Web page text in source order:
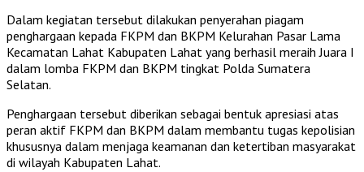
Dalam kegiatan tersebut dilakukan penyerahan piagam
penghargaan kepada FKPM dan BKPM Kelurahan Pasar Lama
Kecamatan Lahat Kabupaten Lahat yang berhasil meraih Juara I
dalam lomba FKPM dan BKPM tingkat Polda Sumatera
Selatan.
Penghargaan tersebut diberikan sebagai bentuk apresiasi atas
peran aktif FKPM dan BKPM dalam membantu tugas kepolisian
khususnya dalam menjaga keamanan dan ketertiban masyarakat
di wilayah Kabupaten Lahat.